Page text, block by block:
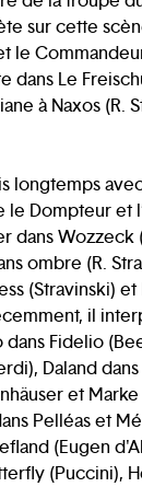
sur cette
le
dans Le
à Naxos (R.
longtemps
le Dompteur et
dans Wozzeck
ombre (R.
(Stravinski)
il
dans Fidelio
Daland
et
Pelléas et
(Eugen
(Puccini),